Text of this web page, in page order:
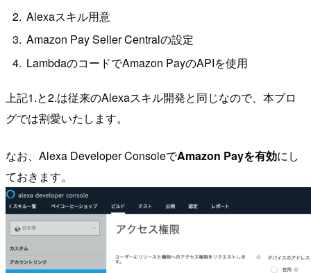
Alexaスキル用意
Amazon Pay Seller Centralの設定
LambdaのコードでAmazon PayのAPIを使用
上記1.と2.は従来のAlexaスキル開発と同じなので、本ブロ
グでは割愛いたします。
なお、Alexa Developer ConsoleでAmazon Payを有効にし
ておきます。